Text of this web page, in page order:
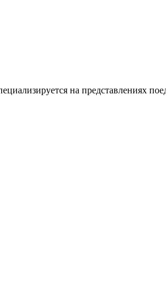
на представлениях